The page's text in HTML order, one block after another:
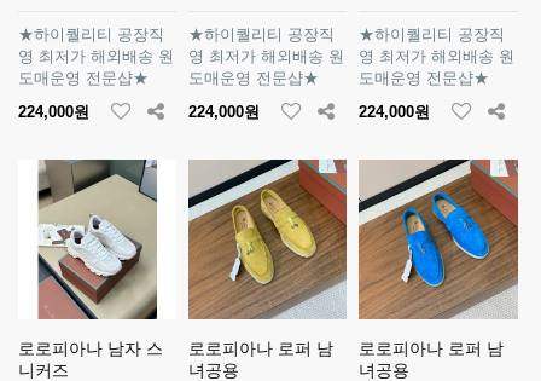
★하이퀄리티 공장직
영 최저가 해외배송 원
도매운영 전문샵★
224,000원
★하이퀄리티 공장직
영 최저가 해외배송 원
도매운영 전문샵★
224,000원
★하이퀄리티 공장직
영 최저가 해외배송 원
도매운영 전문샵★
224,000원
로로피아나 남자 스
니커즈
로로피아나 로퍼 남
녀공용
로로피아나 로퍼 남
녀공용